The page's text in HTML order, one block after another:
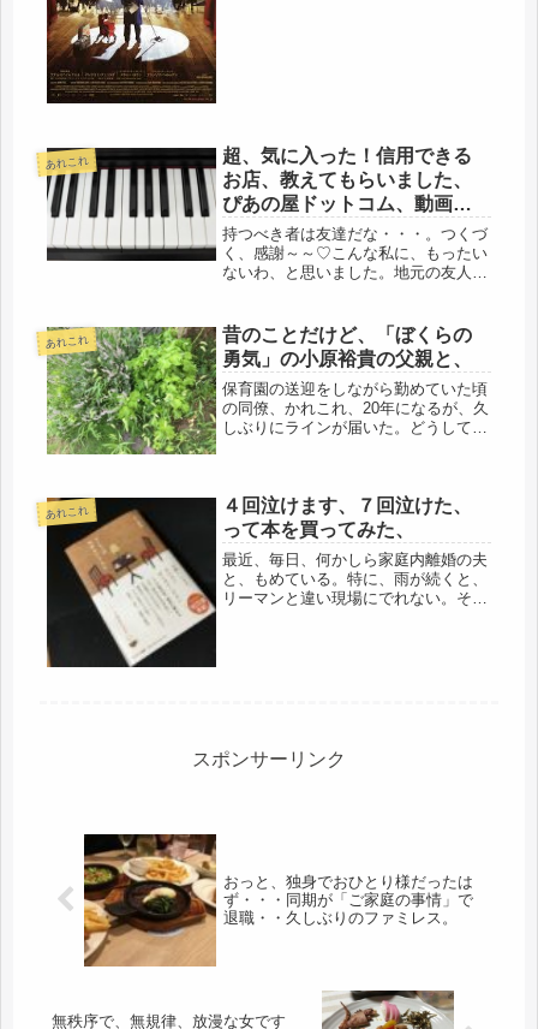
あれこれ
超、気に入った！信用できる
お店、教えてもらいました、
ぴあの屋ドットコム、動画に
はまってます（笑）・・・年
に一度の娘の料理（爆）
持つべき者は友達だな・・・。つくづ
く、感謝～～♡こんな私に、もったい
ないわ、と思いました。地元の友人
よ、という貧乏具合、そして、超不仲
夫婦関係、全て知ってる友人に、「老
後の趣...
あれこれ
昔のことだけど、「ぼくらの
勇気」の小原裕貴の父親と、
保育園の送迎をしながら勤めていた頃
の同僚、かれこれ、20年になるが、久
しぶりにラインが届いた。どうしてる
けに、神楽坂で会ってた。なんで
も、...
あれこれ
４回泣けます、７回泣けた、
って本を買ってみた、
最近、毎日、何かしら家庭内離婚の夫
と、もめている。特に、雨が続くと、
リーマンと違い現場にでれない。その
スポンサーリンク
おっと、独身でおひとり様だったは
ず・・・同期が「ご家庭の事情」で
退職・・久しぶりのファミレス。
無秩序で、無規律、放漫な女です